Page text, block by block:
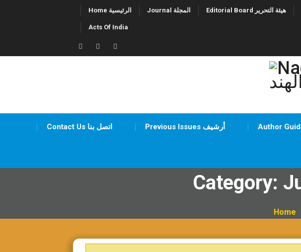
Home الرئيسية Journal المجلة Editorial Board هيئة التحرير
Acts Of India
TwitterFacebook
LinkedIn
Previous Issues أرشيف Contact Us اتصل بنا
Category:
Home